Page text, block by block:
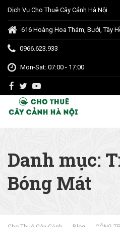
Dịch Vụ Cho Thuê Cây Cảnh Hà Nội
616 Hoàng Hoa Thám, Bưởi, Tây
0966.623.933
Mon-Sat: 07:00 - 17:00
Danh mục:
Bóng Mát